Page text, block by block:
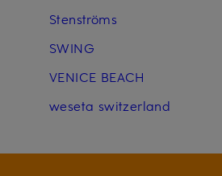
Stenströms
SWING
VENICE BEACH
weseta switzerland